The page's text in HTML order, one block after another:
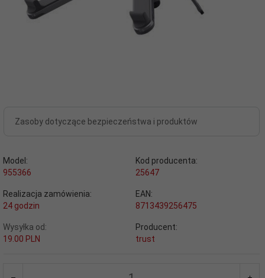
Zasoby dotyczące bezpieczeństwa i produktów
Model:
955366
Kod producenta:
25647
Realizacja zamówienia:
24 godzin
EAN:
8713439256475
Wysyłka od:
19.00 PLN
Producent:
trust